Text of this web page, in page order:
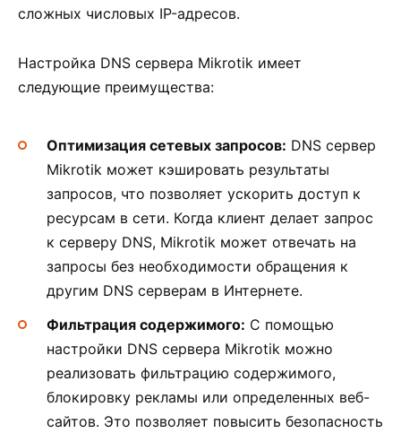
сложных числовых IP-адресов.
Настройка DNS сервера Mikrotik имеет
следующие преимущества:
Оптимизация сетевых запросов: DNS сервер
Mikrotik может кэшировать результаты
запросов, что позволяет ускорить доступ к
ресурсам в сети. Когда клиент делает запрос
к серверу DNS, Mikrotik может отвечать на
запросы без необходимости обращения к
другим DNS серверам в Интернете.
Фильтрация содержимого: С помощью
настройки DNS сервера Mikrotik можно
реализовать фильтрацию содержимого,
блокировку рекламы или определенных веб-
сайтов. Это позволяет повысить безопасность